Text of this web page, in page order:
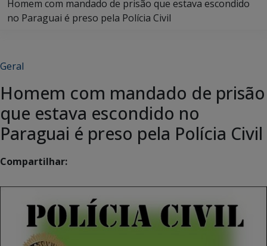
Homem com mandado de prisão que estava escondido
no Paraguai é preso pela Polícia Civil
Geral
Homem com mandado de prisão
que estava escondido no
Paraguai é preso pela Polícia Civil
Compartilhar: